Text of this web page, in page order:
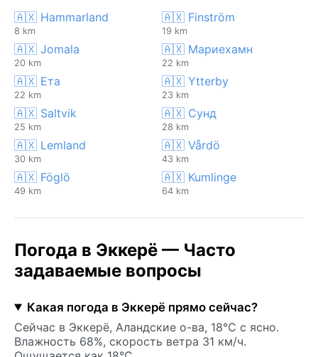
🇦🇽 Hammarland
8 km
🇦🇽 Finström
19 km
🇦🇽 Jomala
20 km
🇦🇽 Мариехамн
22 km
🇦🇽 Ета
22 km
🇦🇽 Ytterby
23 km
🇦🇽 Saltvik
25 km
🇦🇽 Сунд
28 km
🇦🇽 Lemland
30 km
🇦🇽 Vårdö
43 km
🇦🇽 Föglö
49 km
🇦🇽 Kumlinge
64 km
Погода в Эккерё — Часто
задаваемые вопросы
Какая погода в Эккерё прямо сейчас?
Сейчас в Эккерё, Аландские о-ва, 18°C с ясно.
Влажность 68%, скорость ветра 31 км/ч.